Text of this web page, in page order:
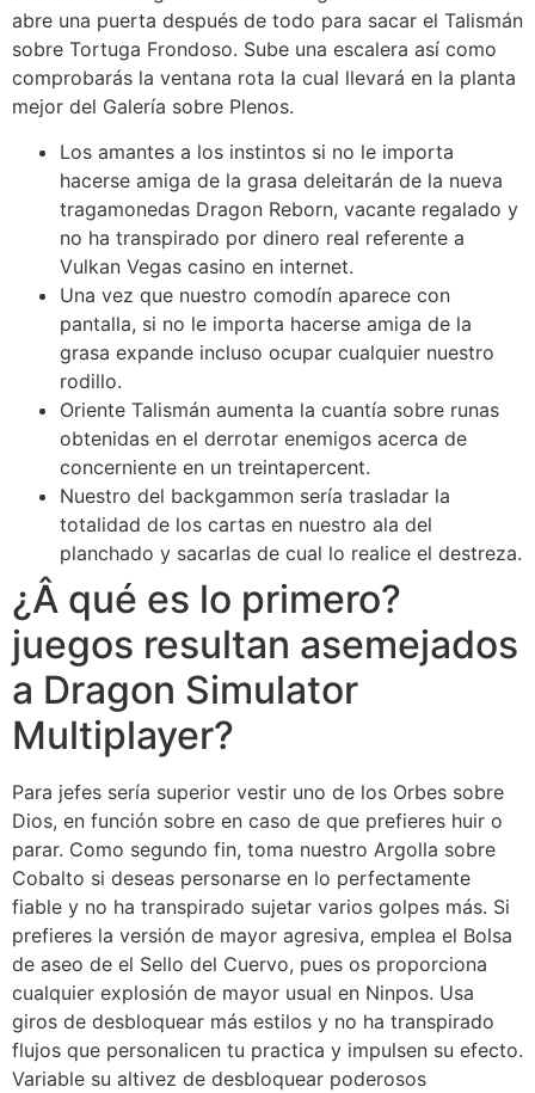
abre una puerta después de todo para sacar el Talismán
sobre Tortuga Frondoso. Sube una escalera así­ como
comprobarás la ventana rota la cual llevará en la planta
mejor del Galería sobre Plenos.
Los amantes a los instintos si no le importa
hacerse amiga de la grasa deleitarán de la nueva
tragamonedas Dragon Reborn, vacante regalado y
no ha transpirado por dinero real referente a
Vulkan Vegas casino en internet.
Una vez que nuestro comodín aparece con
pantalla, si no le importa hacerse amiga de la
grasa expande incluso ocupar cualquier nuestro
rodillo.
Oriente Talismán aumenta la cuantía sobre runas
obtenidas en el derrotar enemigos acerca de
concerniente en un treintapercent.
Nuestro del backgammon serí­a trasladar la
totalidad de los cartas en nuestro ala del
planchado y sacarlas de cual lo realice el destreza.
¿Â qué es lo primero?
juegos resultan asemejados
a Dragon Simulator
Multiplayer?
Para jefes serí­a superior vestir uno de los Orbes sobre
Dios, en función sobre en caso de que prefieres huir o
parar. Como segundo fin, toma nuestro Argolla sobre
Cobalto si deseas personarse en lo perfectamente
fiable y no ha transpirado sujetar varios golpes más. Si
prefieres la versión de mayor agresiva, emplea el Bolsa
de aseo de el Sello del Cuervo, pues os proporciona
cualquier explosión de mayor usual en Ninpos. Usa
giros de desbloquear más estilos y no ha transpirado
flujos que personalicen tu practica y impulsen su efecto.
Variable su altivez de desbloquear poderosos